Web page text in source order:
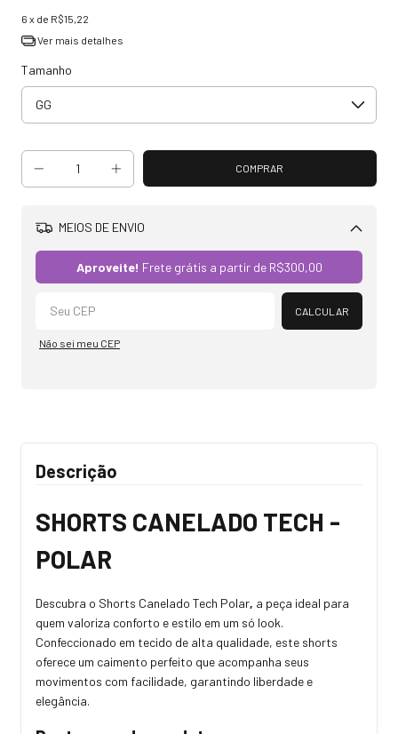
6 x de R$15,22
Ver mais detalhes
Tamanho
MEIOS DE ENVIO
Aproveite! Frete grátis a partir de R$300,00
CALCULAR
Não sei meu CEP
Descrição
SHORTS CANELADO TECH -
POLAR
Descubra o Shorts Canelado Tech Polar, a peça ideal para
quem valoriza conforto e estilo em um só look.
Confeccionado em tecido de alta qualidade, este shorts
oferece um caimento perfeito que acompanha seus
movimentos com facilidade, garantindo liberdade e
elegância.